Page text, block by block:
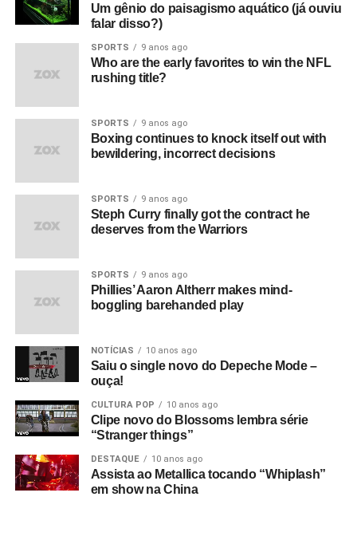
Eu queria que o clipe fosse assim, queria levar essa
performance para o clipe. E foi isso, chamei o André, que
montou o clipe – na quarentena, fiquei hospedada na
casa dele. A gente selecionou um monte de arquivos,
notícias. Ele fez de maneira brilhante. Teve um parceiro
que fez uns 3Ds, mas ele pegou minha ideia bruta e
lapidou. Ficou bem poderoso. Gostei muito também!
(rindo)
Um gênio do paisagismo aquático (já ouviu
falar disso?)
SPORTS 9 anos ago
Who are the early favorites to win the NFL
rushing title?
SPORTS 9 anos ago
Boxing continues to knock itself out with
bewildering, incorrect decisions
SPORTS 9 anos ago
Steph Curry finally got the contract he
deserves from the Warriors
SPORTS 9 anos ago
Phillies’ Aaron Altherr makes mind-
boggling barehanded play
NOTÍCIAS 10 anos ago
Saiu o single novo do Depeche Mode –
ouça!
CULTURA POP 10 anos ago
Clipe novo do Blossoms lembra série
“Stranger things”
DESTAQUE 10 anos ago
Assista ao Metallica tocando “Whiplash”
em show na China